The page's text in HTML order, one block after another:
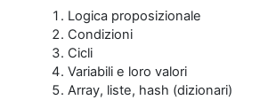
Logica proposizionale
Condizioni
Cicli
Variabili e loro valori
Array, liste, hash (dizionari)